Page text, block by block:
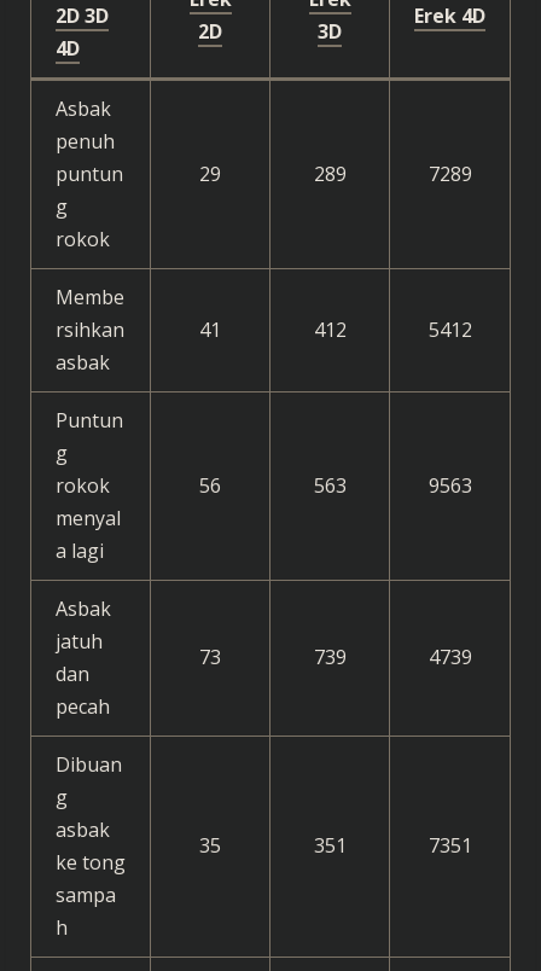
2D 3D
4D
2D
3D
Erek 4D
Asbak
penuh
puntun
g
rokok
29 289 7289
Membe
rsihkan
asbak
41 412 5412
Puntun
g
rokok
menyal
a lagi
56 563 9563
Asbak
jatuh
dan
pecah
73 739 4739
Dibuan
g
asbak
ke tong
sampa
h
35 351 7351